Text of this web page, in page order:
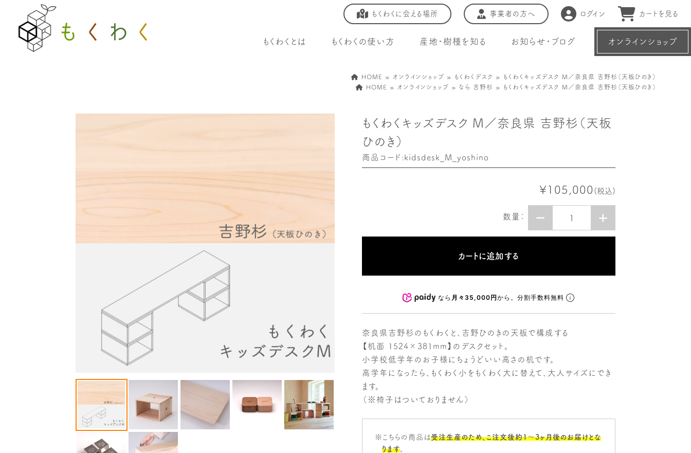
もくわくに会える場所 事業者の方へ ログイン カートを見る
オンラインショップ
もくわくとは もくわくの使い方 産地・樹種を知る お知らせ・ブログ
HOME » オンラインショップ » もくわくデスク
» もくわくキッズデスク M／奈良県 吉野杉（天板ひのき）
HOME
» オンラインショップ » なら 吉野杉 » もくわくキッズデスク M／奈良県 吉野杉（天板ひのき）
もくわくキッズデスク M／奈良県 吉野杉（天板
ひのき）
商品コード:kidsdesk_M_yoshino
¥105,000 (税込)
数量：
なら 月々35,000円から。分割手数料無料
奈良県吉野杉のもくわくと、吉野ひのきの天板で構成する
【机面 1524×381mm】のデスクセット。
小学校低学年のお子様にちょうどいい高さの机です。
高学年になったら、もくわく小をもくわく大に替えて、大人サイズにでき
ます。
（※椅子はついておりません）
※こちらの商品は受注生産のため、こ注文後約1〜3ヶ月後のお届けとな
ります。